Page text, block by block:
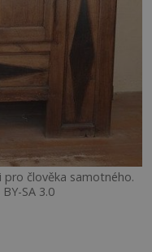
člověka samotného.
SA 3.0